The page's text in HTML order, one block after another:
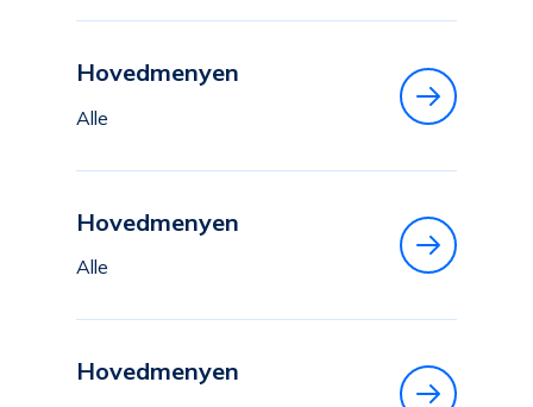
Hovedmenyen
Alle
Hovedmenyen
Alle
Hovedmenyen